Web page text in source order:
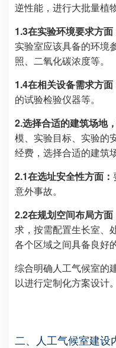
逆性能，进行大批量植
1.3在实验环境要求方面
实验室应该具备的环境
照、二氧化碳浓度等。
1.4在相关设备需求方面
的试验检验仪器等。
2.选择合适的建筑场地
模、实验目标、实验的
经费，选择合适的建筑
2.1在选址安全性方面：
意外事故。
2.2在规划空间布局方面
求，按需配置生长室、
各个区域之间具备良好
综合明确人工气候室的
以进行定制化方案设计。
二、 人工气候室建设